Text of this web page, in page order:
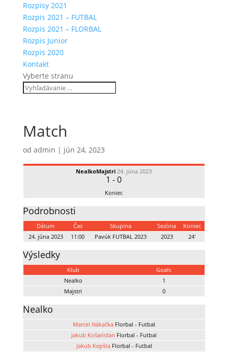
Rozpisy 2021
Rozpis 2021 – FUTBAL
Rozpis 2021 – FLORBAL
Rozpis Junior
Rozpis 2020
Kontakt
Vyberte stranu
Match
od admin | jún 24, 2023
NealkoMajstri 24. júna 2023
1 -0
Koniec
Podrobnosti
Dátum Čas Skupina Sezóna
Koniec
24. júna 2023
11:00 Pavúk FUTBAL 2023 2023 24'
Výsledky
Klub
Goals
Nealko
1
Majstri
0
Nealko
Marcel Nákačka Florbal - Futbal
Jakub Košarisťan Florbal - Futbal
Jakub Kepšta Florbal - Futbal